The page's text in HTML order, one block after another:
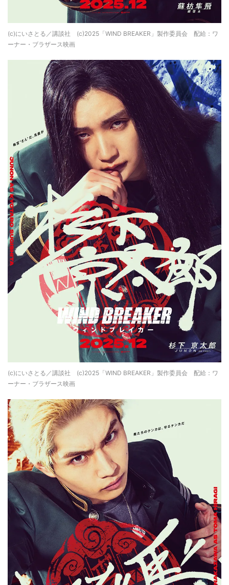
(c)にいさとる／講談社 (c)2025「WIND BREAKER」製作委員会 配給：ワ
ーナー・ブラザース映画
(c)にいさとる／講談社 (c)2025「WIND BREAKER」製作委員会 配給：ワ
ーナー・ブラザース映画